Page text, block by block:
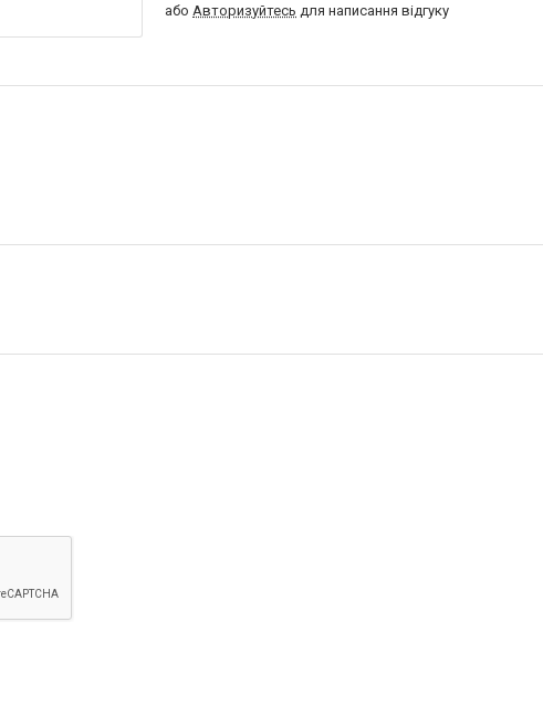
або Авторизуйтесь для написання відгуку